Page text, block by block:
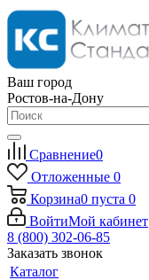
Ваш город
Ростов-на-Дону
Сравнение0
Отложенные 0
Корзина0 пуста 0
ВойтиМой кабинет
8 (800) 302-06-85
Заказать звонок
Каталог